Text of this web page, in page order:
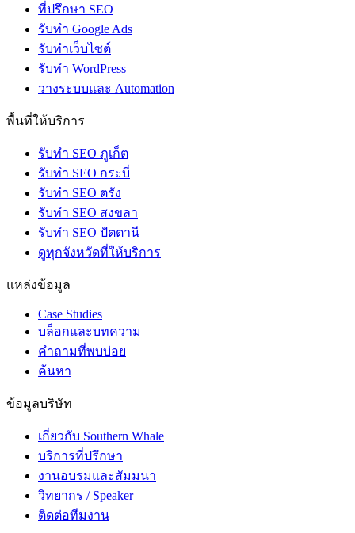
ที่ปรึกษา SEO
รับทำ Google Ads
รับทำเว็บไซต์
รับทำ WordPress
วางระบบและ Automation
พื้นที่ให้บริการ
รับทำ SEO ภูเก็ต
รับทำ SEO กระบี่
รับทำ SEO ตรัง
รับทำ SEO สงขลา
รับทำ SEO ปัตตานี
ดูทุกจังหวัดที่ให้บริการ
แหล่งข้อมูล
Case Studies
บล็อกและบทความ
คำถามที่พบบ่อย
ค้นหา
ข้อมูลบริษัท
เกี่ยวกับ Southern Whale
บริการที่ปรึกษา
งานอบรมและสัมมนา
วิทยากร / Speaker
ติดต่อทีมงาน